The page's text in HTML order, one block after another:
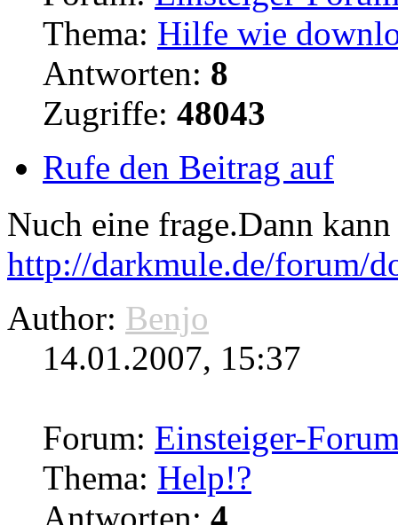
Thema: Hilfe wie
Antworten: 8
Zugriffe: 48043
Rufe den Beitrag auf
Nuch eine frage.Dann
http://darkmule.de/forum/
Author: Benjo
14.01.2007, 15:37
Forum: Einsteiger-
Thema: Help!?